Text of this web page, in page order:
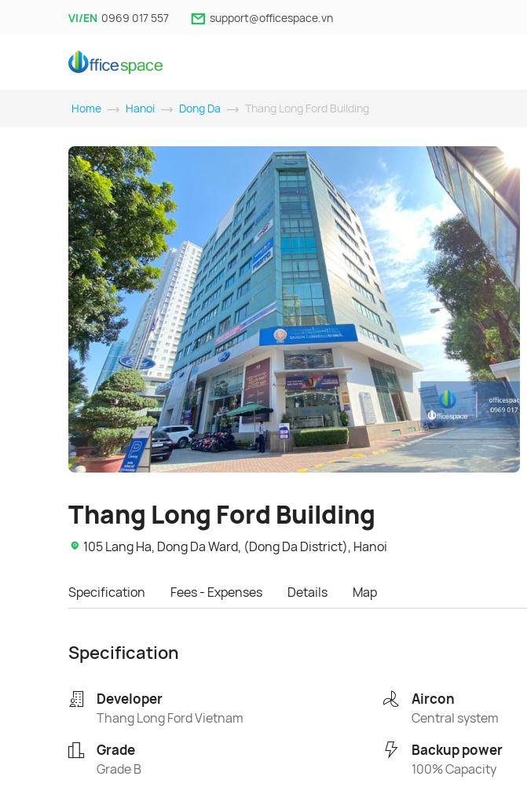
VI/EN 0969 017 557 support@officespace.vn
Home Hanoi Dong Da Thang Long Ford Building
Thang Long Ford Building
105 Lang Ha, Dong Da Ward, (Dong Da District), Hanoi
Specification Fees - Expenses Details Map
Specification
Developer
Thang Long Ford Vietnam
Aircon
Central system
Grade
Grade B
Backup power
100% Capacity